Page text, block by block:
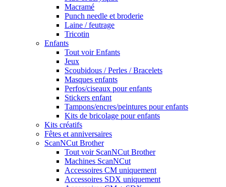
Macramé
Punch needle et broderie
Laine / feutrage
Tricotin
Enfants
Tout voir Enfants
Jeux
Scoubidous / Perles / Bracelets
Masques enfants
Perfos/ciseaux pour enfants
Stickers enfant
Tampons/encres/peintures pour enfants
Kits de bricolage pour enfants
Kits créatifs
Fêtes et anniversaires
ScanNCut Brother
Tout voir ScanNCut Brother
Machines ScanNCut
Accessoires CM uniquement
Accessoires SDX uniquement